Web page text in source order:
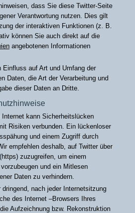
dass Sie diese Twitter-Seite
Verantwortung nutzen. Dies gilt
der interaktiven Funktionen (z. B.
können Sie auch direkt auf die
angebotenen Informationen
Einfluss auf Art und Umfang der
Daten, die Art der Verarbeitung und
dieser Daten an Dritte.
Internet kann Sicherheitslücken
Risiken verbunden. Ein lückenloser
und einem Zugriff durch
empfehlen deshalb, auf Twitter über
zuzugreifen, um einem
und ein Mitlesen
Daten zu verhindern.
nach jeder Internetsitzung
des Internet –Browsers Ihres
Aufzeichnung bzw. Rekonstruktion